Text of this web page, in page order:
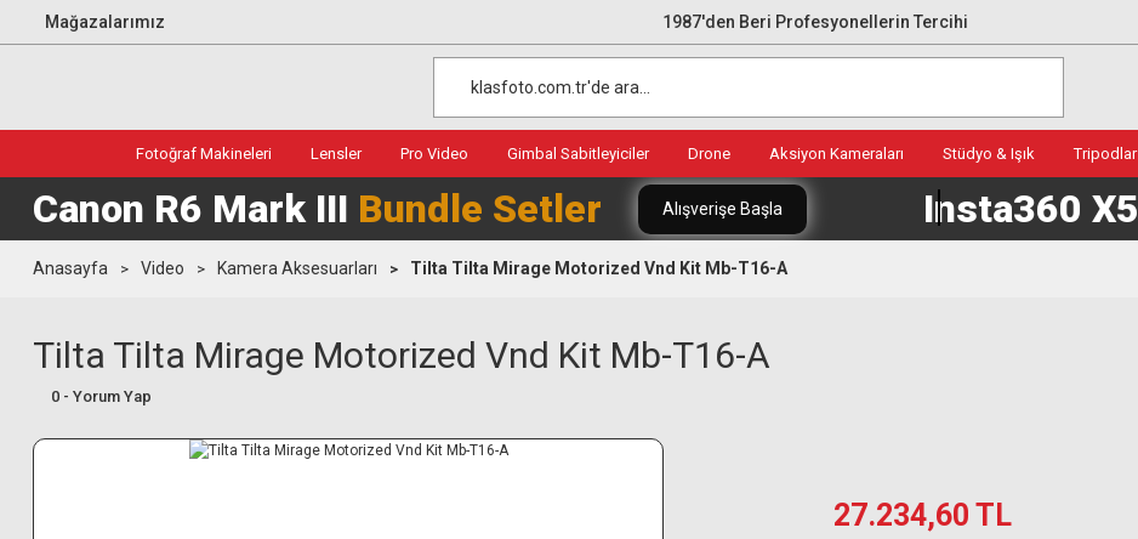
Mağazalarımız 1987'den Beri Profesyonellerin Tercihi
Fotoğraf Makineleri Lensler Pro Video Gimbal Sabitleyiciler Drone Aksiyon Kameraları Stüdyo & Işık Tripodlar
Canon R6 Mark III Bundle Setler Alışverişe Başla Insta360 X5
Anasayfa Video Kamera Aksesuarları Tilta Tilta Mirage Motorized Vnd Kit Mb-T16-A
Tilta Tilta Mirage Motorized Vnd Kit Mb-T16-A
0 - Yorum Yap
27.234,60 TL